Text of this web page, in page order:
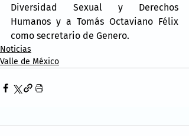
Diversidad Sexual y Derechos
Humanos y a Tomás Octaviano Félix
como secretario de Genero.
Noticias
Valle de México